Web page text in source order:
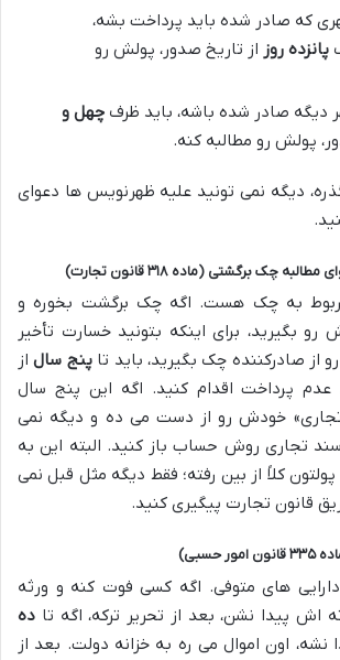
که صادر شده باید پرداخت بشه،
پانزده روز از تاریخ صدور، پولش رو
دیگه صادر شده باشه، باید ظرف چهل و
پولش رو مطالبه کنه.
دیگه نمی تونید علیه ظهرنویس ها دعوای
چک برگشتی (ماده ۳۱۸ قانون تجارت)
به چک هست. اگه چک برگشت بخوره و
بگیرید، برای اینکه بتونید خسارت تأخیر
از صادرکننده چک بگیرید، باید تاپنج سالاز
عدم پرداخت اقدام کنید. اگه این پنج سال
خودش رو از دست می ده و دیگه نمی
تجاری روش حساب باز کنید. البته این به
کلاً از بین رفته؛ فقط دیگه مثل قبل نمی
قانون تجارت پیگیری کنید.
حسبی)
دارایی های متوفی. اگه کسی فوت کنه و ورثه
اش پیدا نشن، بعد از تحریر ترکه، اگه تا ده
نشه، اون اموال می ره به خزانه دولت. بعد از